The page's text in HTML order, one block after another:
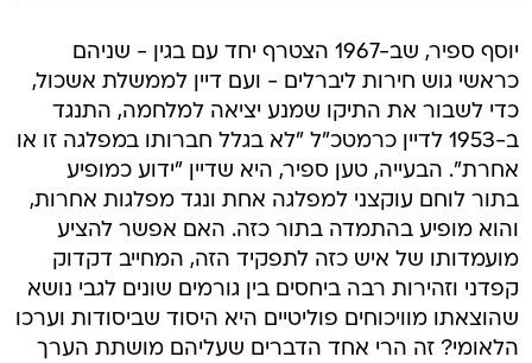
יוסף ספיר, שב-1967 הצטרף יחד עם בגין - שניהם
כראשי גוש חירות ליברלים - ועם דיין לממשלת אשכול,
כדי לשבור את התיקו שמנע יציאה למלחמה, התנגד
ב-1953 לדיין כרמטכ"ל "לא בגלל חברותו במפלגה זו או
אחרת". הבעייה, טען ספיר, היא שדיין "ידוע כמופיע
בתור לוחם עוקצני למפלגה אחת ונגד מפלגות אחרות,
והוא מופיע בהתמדה בתור כזה. האם אפשר להציע
מועמדותו של איש כזה לתפקיד הזה, המחייב דקדוק
קפדני וזהירות רבה ביחסים בין גורמים שונים לגבי נושא
שהוצאתו מוויכוחים פוליטיים היא היסוד שביסודות וערכו
הלאומי? זה הרי אחד הדברים שעליהם מושתת הערך